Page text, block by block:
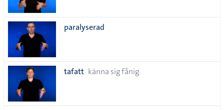
paralyserad
tafatt känna sig fånig